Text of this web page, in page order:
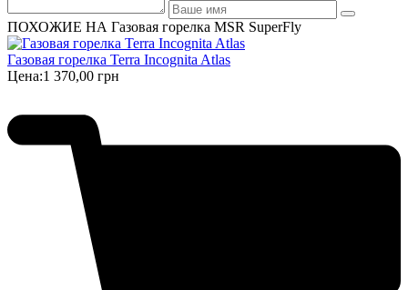
ПОХОЖИЕ НА Газовая горелка MSR SuperFly
Газовая горелка Terra Incognita Atlas
Цена:1 370,00 грн